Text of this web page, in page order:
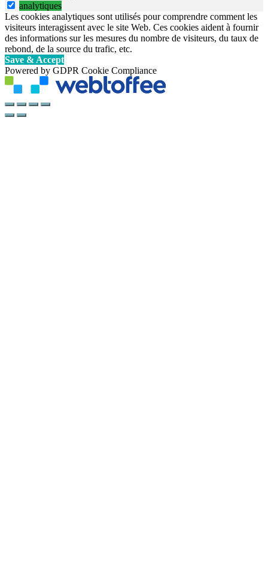
analytiques
Les cookies analytiques sont utilisés pour comprendre comment les
visiteurs interagissent avec le site Web. Ces cookies aident à fournir
des informations sur les mesures du nombre de visiteurs, du taux de
rebond, de la source du trafic, etc.
Save & Accept
Powered by GDPR Cookie Compliance